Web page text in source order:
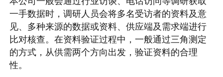
一手数据时，调研人员会将多名受访者的资料及意
见、多种来源的数据或资料、供应端及需求端进行
比对核查。在资料验证过程中，一般通过三角测定
的方式，从供需两个方向出发，验证资料的合理
性。